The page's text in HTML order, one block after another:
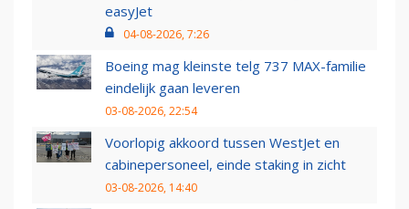
easyJet
04-08-2026, 7:26
Boeing mag kleinste telg 737 MAX-familie
eindelijk gaan leveren
03-08-2026, 22:54
Voorlopig akkoord tussen WestJet en
cabinepersoneel, einde staking in zicht
03-08-2026, 14:40